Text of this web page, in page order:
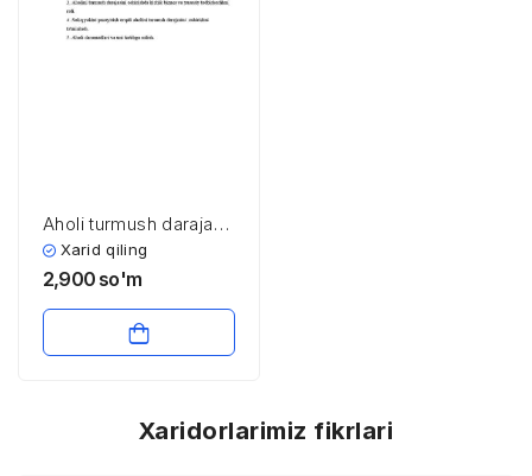
Aholi turmush darajasi
va uning asosiy
indikatorlari
Xarid qiling
2,900 so'm
Xaridorlarimiz fikrlari